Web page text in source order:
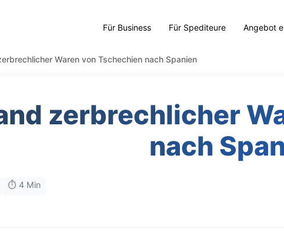
Für Business Für Spediteure Angebot
Waren von Tschechien nach Spanien
zerbrechlicher
nach
⏱️ 4 Min